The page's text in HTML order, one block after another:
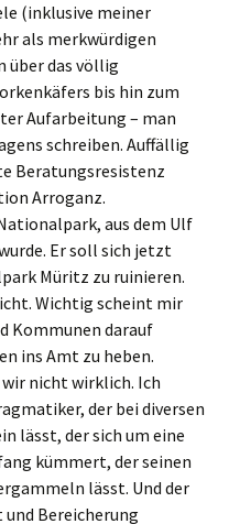
(inklusive meiner
als merkwürdigen
über das völlig
bis hin zum
Aufarbeitung – man
schreiben. Auffällig
Beratungsresistenz
Arroganz.
aus dem Ulf
Er soll sich jetzt
Müritz zu ruinieren.
Wichtig scheint mir
Kommunen darauf
ins Amt zu heben.
nicht wirklich. Ich
der bei diversen
lässt, der sich um eine
kümmert, der seinen
lässt. Und der
und Bereicherung